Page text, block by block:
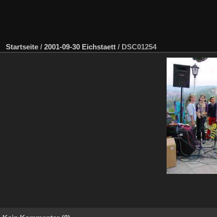
Startseite / 2001-09-30 Eichstaett / DSC01254